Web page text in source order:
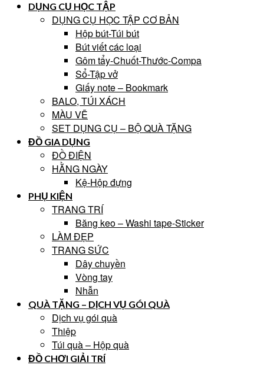
DỤNG CỤ HỌC TẬP
DỤNG CỤ HỌC TẬP CƠ BẢN
Hộp bút-Túi bút
Bút viết các loại
Gôm tẩy-Chuốt-Thước-Compa
Sổ-Tập vở
Giấy note – Bookmark
BALO, TÚI XÁCH
MÀU VẼ
SET DỤNG CỤ – BỘ QUÀ TẶNG
ĐỒ GIA DỤNG
ĐỒ ĐIỆN
HẰNG NGÀY
Kệ-Hộp đựng
PHỤ KIỆN
TRANG TRÍ
Băng keo – Washi tape-Sticker
LÀM ĐẸP
TRANG SỨC
Dây chuyền
Vòng tay
Nhẫn
QUÀ TẶNG – DỊCH VỤ GÓI QUÀ
Dịch vụ gói quà
Thiệp
Túi quà – Hộp quà
ĐỒ CHƠI GIẢI TRÍ